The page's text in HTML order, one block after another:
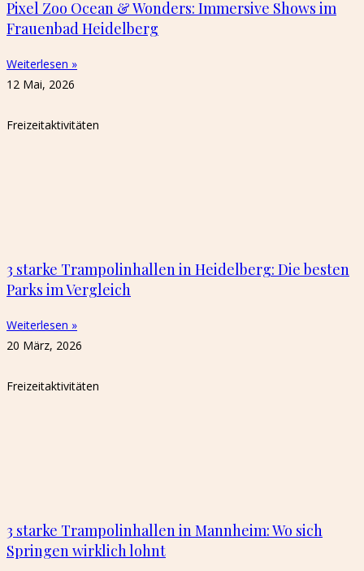
Pixel Zoo Ocean & Wonders: Immersive Shows im
Frauenbad Heidelberg
Weiterlesen »
12 Mai, 2026
Freizeitaktivitäten
3 starke Trampolinhallen in Heidelberg: Die besten
Parks im Vergleich
Weiterlesen »
20 März, 2026
Freizeitaktivitäten
3 starke Trampolinhallen in Mannheim: Wo sich
Springen wirklich lohnt